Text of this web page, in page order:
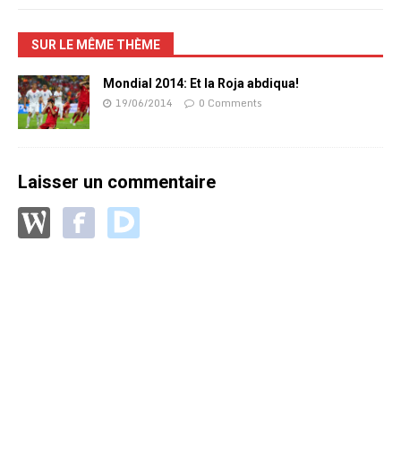
SUR LE MÊME THÈME
Mondial 2014: Et la Roja abdiqua!
19/06/2014 0 Comments
Laisser un commentaire